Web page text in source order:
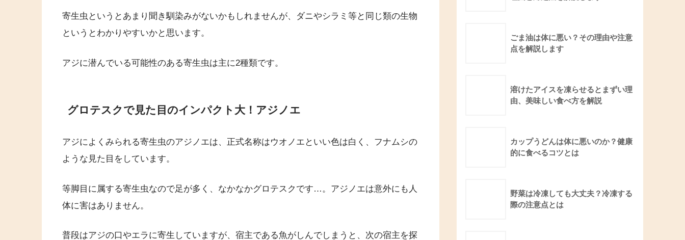
寄生虫というとあまり聞き馴染みがないかもしれませんが、ダニやシラミ等と同じ類の生物
というとわかりやすいかと思います。
アジに潜んでいる可能性のある寄生虫は主に2種類です。
グロテスクで見た目のインパクト大！アジノエ
アジによくみられる寄生虫のアジノエは、正式名称はウオノエといい色は白く、フナムシの
ような見た目をしています。
等脚目に属する寄生虫なので足が多く、なかなかグロテスクです…。アジノエは意外にも人
体に害はありません。
普段はアジの口やエラに寄生していますが、宿主である魚がしんでしまうと、次の宿主を探
ごま油は体に悪い？その理由や注意
点を解説します
溶けたアイスを凍らせるとまずい理
由、美味しい食べ方を解説
カップうどんは体に悪いのか？健康
的に食べるコツとは
野菜は冷凍しても大丈夫？冷凍する
際の注意点とは